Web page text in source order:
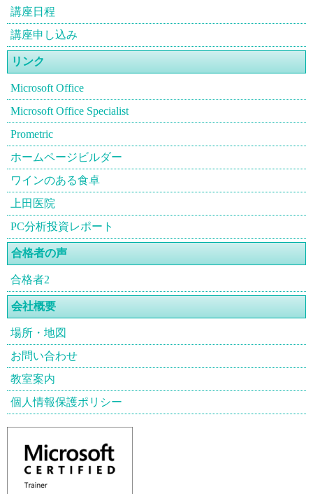
講座日程
講座申し込み
リンク
Microsoft Office
Microsoft Office Specialist
Prometric
ホームページビルダー
ワインのある食卓
上田医院
PC分析投資レポート
合格者の声
合格者2
会社概要
場所・地図
お問い合わせ
教室案内
個人情報保護ポリシー